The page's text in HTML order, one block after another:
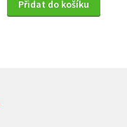
Přidat do košíku